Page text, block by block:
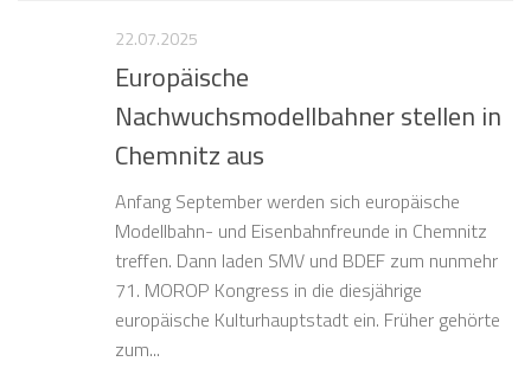
22.07.2025
Europäische
Nachwuchsmodellbahner stellen in
Chemnitz aus
Anfang September werden sich europäische
Modellbahn- und Eisenbahnfreunde in Chemnitz
treffen. Dann laden SMV und BDEF zum nunmehr
71. MOROP Kongress in die diesjährige
europäische Kulturhauptstadt ein. Früher gehörte
zum...